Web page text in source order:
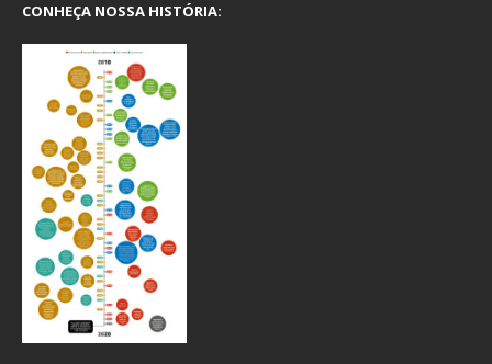
CONHEÇA NOSSA HISTÓRIA: